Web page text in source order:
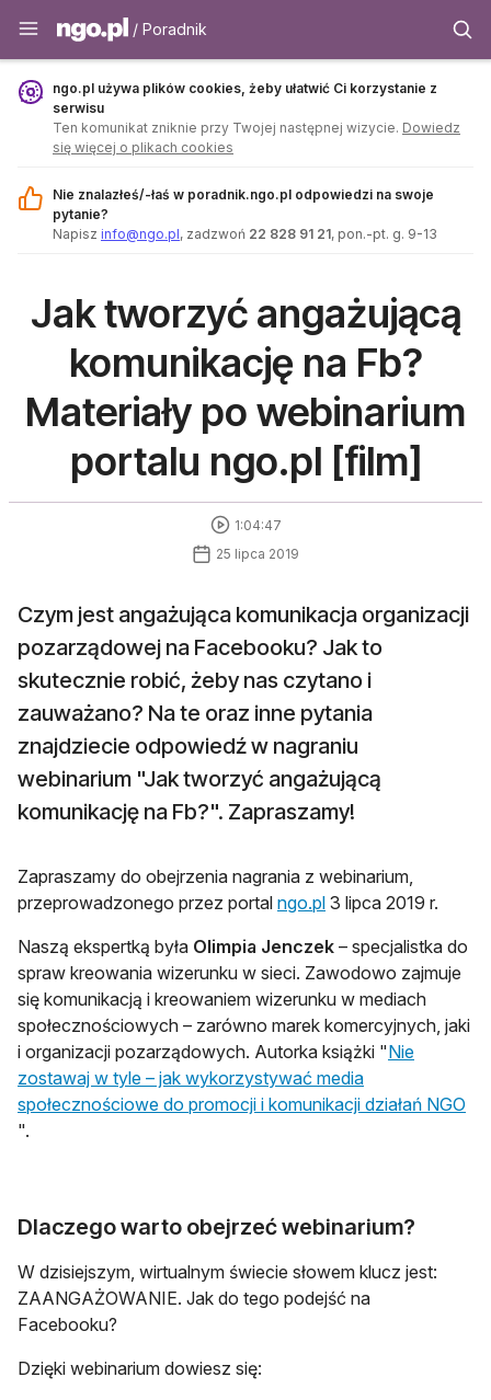
Poradnik - ngo.pl
/ Poradnik
ngo.pl używa plików cookies, żeby ułatwić Ci korzystanie z
serwisu
Ten komunikat zniknie przy Twojej następnej wizycie. Dowiedz
się więcej o plikach cookies
Nie znalazłeś/-łaś w poradnik.ngo.pl odpowiedzi na swoje
pytanie?
Napisz info@ngo.pl, zadzwoń 22 828 91 21, pon.-pt. g. 9-13
Jak tworzyć angażującą
komunikację na Fb?
Materiały po webinarium
portalu ngo.pl [film]
1:04:47
25 lipca 2019
Czym jest angażująca komunikacja organizacji
pozarządowej na Facebooku? Jak to
skutecznie robić, żeby nas czytano i
zauważano? Na te oraz inne pytania
znajdziecie odpowiedź w nagraniu
webinarium "Jak tworzyć angażującą
komunikację na Fb?". Zapraszamy!
Zapraszamy do obejrzenia nagrania z webinarium,
przeprowadzonego przez portal ngo.pl 3 lipca 2019 r.
Naszą ekspertką była Olimpia Jenczek – specjalistka do
spraw kreowania wizerunku w sieci. Zawodowo zajmuje
się komunikacją i kreowaniem wizerunku w mediach
społecznościowych – zarówno marek komercyjnych, jaki
i organizacji pozarządowych. Autorka książki "Nie
zostawaj w tyle – jak wykorzystywać media
społecznościowe do promocji i komunikacji działań NGO
otwiera się w nowej karcie
".
Dlaczego warto obejrzeć webinarium?
W dzisiejszym, wirtualnym świecie słowem klucz jest:
ZAANGAŻOWANIE. Jak do tego podejść na
Facebooku?
Dzięki webinarium dowiesz się: